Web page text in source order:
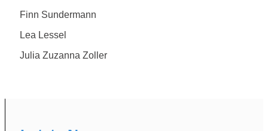
Finn Sundermann
Lea Lessel
Julia Zuzanna Zoller